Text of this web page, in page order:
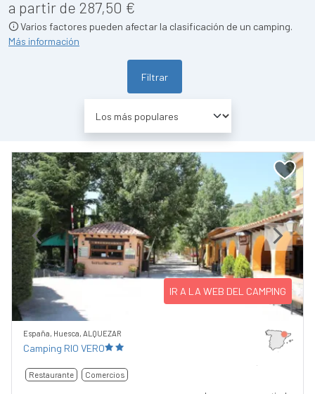
a partir de 287,50 €
Varios factores pueden afectar la clasificación de un camping.
Más información
Filtrar
Previous Next
IR A LA WEB DEL CAMPING
España, Huesca, ALQUEZAR
Camping RIO VERO
Restaurante Comercios